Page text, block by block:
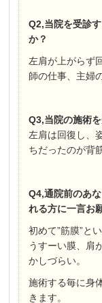
Q2,当院を受診
か？
左肩が上がらず
師の仕事、主婦
Q3,当院の施術
左肩は回復し、
ちだったのが背
Q4,通院前のあ
れる方に一言お
初めて”筋膜”と
うすーい膜、肩
かしづらい。
施術する毎に身
きます。